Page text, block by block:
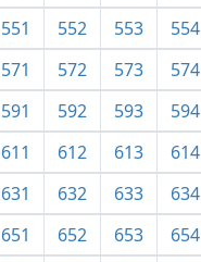
551 552 553 554
571 572 573 574
591 592 593 594
611 612 613 614
631 632 633 634
651 652 653 654